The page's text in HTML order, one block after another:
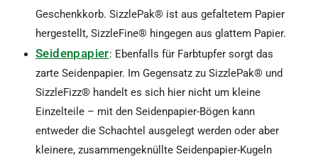
Geschenkkorb. SizzlePak® ist aus gefaltetem Papier
hergestellt, SizzleFine® hingegen aus glattem Papier.
Seidenpapier: Ebenfalls für Farbtupfer sorgt das
zarte Seidenpapier. Im Gegensatz zu SizzlePak® und
SizzleFizz® handelt es sich hier nicht um kleine
Einzelteile – mit den Seidenpapier-Bögen kann
entweder die Schachtel ausgelegt werden oder aber
kleinere, zusammengeknüllte Seidenpapier-Kugeln